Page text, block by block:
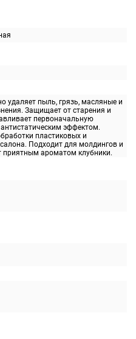
удаляет пыль, грязь, масляные и
Защищает от старения и
первоначальную
антистатическим эффектом.
пластиковых и
Подходит для молдингов и
приятным ароматом клубники.